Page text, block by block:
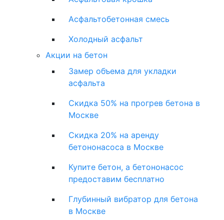
Асфальтобетонная смесь
Холодный асфальт
Акции на бетон
Замер объема для укладки
асфальта
Скидка 50% на прогрев бетона в
Москве
Скидка 20% на аренду
бетононасоса в Москве
Купите бетон, а бетононасос
предоставим бесплатно
Глубинный вибратор для бетона
в Москве